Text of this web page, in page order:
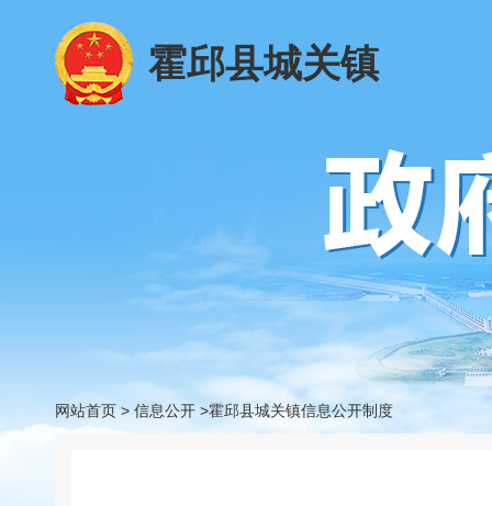
霍邱县城关镇
网站首页 > 信息公开 >霍邱县城关镇信息公开制度